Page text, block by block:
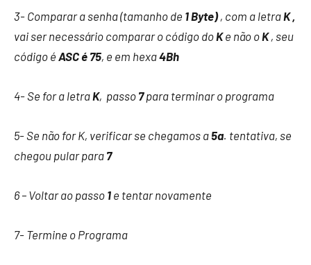
3- Comparar a senha (tamanho de 1 Byte), com a letraK ,
vai ser necessário comparar o código doKe não oK, seu
código é ASC é 75, e em hexa4Bh
4- Se for a letraK, passo 7para terminar o programa
5- Se não for K, verificar se chegamos a 5a. tentativa, se
chegou pular para 7
6 – Voltar ao passo 1 e tentar novamente
7- Termine o Programa